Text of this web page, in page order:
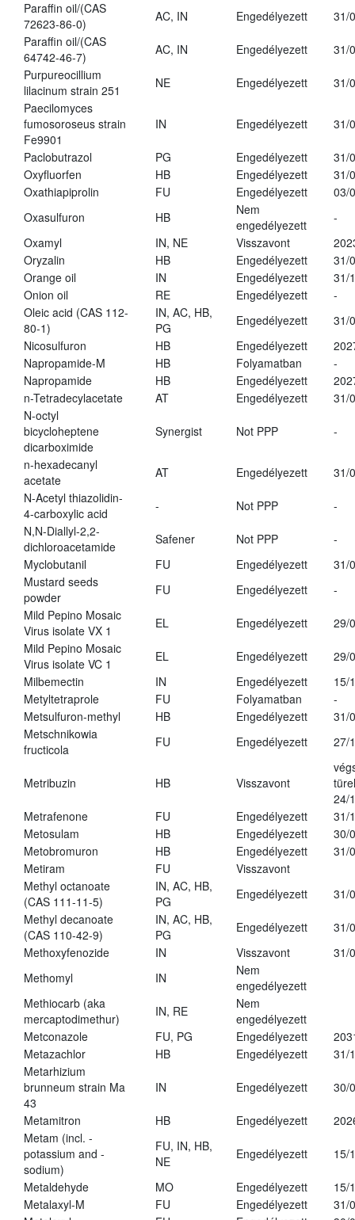
Paraffin oil/(CAS
72623-86-0)
AC, IN Engedélyezett
31/
Paraffin oil/(CAS
64742-46-7)
AC, IN Engedélyezett
31/
Purpureocillium
lilacinum strain 251
NE Engedélyezett
31/
Paecilomyces
fumosoroseus strain
Fe9901
IN Engedélyezett 31/
Paclobutrazol PG Engedélyezett
31/
Oxyfluorfen
HB Engedélyezett
31/
Oxathiapiprolin
FU Engedélyezett
03/
Oxasulfuron
HB
Nem
engedélyezett
-
Oxamyl
IN, NE Visszavont
Oryzalin
HB Engedélyezett
31/
Orange oil
IN Engedélyezett
31/
Onion oil
RE Engedélyezett
-
Oleic acid (CAS 112-
80-1)
IN, AC, HB,
PG
Engedélyezett
31/
Nicosulfuron
HB Engedélyezett
Napropamide-M
HB Folyamatban
-
Napropamide
HB Engedélyezett
n-Tetradecylacetate
AT Engedélyezett
31/
N-octyl
bicycloheptene
dicarboximide
Synergist Not PPP -
n-hexadecanyl
acetate
AT Engedélyezett
31/
N-Acetyl thiazolidin-
4-carboxylic acid
- Not PPP
-
N,N-Diallyl-2,2-
dichloroacetamide
Safener Not PPP
-
Myclobutanil
FU Engedélyezett
31/
Mustard seeds
powder
FU Engedélyezett
-
Mild Pepino Mosaic
Virus isolate VX 1
EL Engedélyezett
29/
Mild Pepino Mosaic
Virus isolate VC 1
EL Engedélyezett
29/
Milbemectin
IN Engedélyezett
15/
Metyltetraprole
FU Folyamatban
-
Metsulfuron-methyl
HB Engedélyezett
31/
Metschnikowia
fructicola
FU Engedélyezett 27/
Metribuzin HB Visszavont
24/
Metrafenone
FU Engedélyezett
31/
Metosulam
HB Engedélyezett
30/
Metobromuron
HB Engedélyezett
31/
Metiram
FU
Visszavont
Methyl octanoate
(CAS 111-11-5)
IN, AC, HB,
PG
Engedélyezett
31/
Methyl decanoate
(CAS 110-42-9)
IN, AC, HB,
PG
Engedélyezett
31/
Methoxyfenozide
IN Visszavont
31/
Methomyl
IN
Nem
engedélyezett
Methiocarb (aka
mercaptodimethur)
IN, RE
Nem
engedélyezett
Metconazole
FU, PG Engedélyezett
Metazachlor
HB Engedélyezett
31/
Metarhizium
brunneum strain Ma
43
IN Engedélyezett 30/
Metamitron HB Engedélyezett
Metam (incl. -
potassium and -
sodium)
FU, IN, HB,
NE
Engedélyezett 15/
Metaldehyde MO Engedélyezett
15/
Metalaxyl-M
FU Engedélyezett
31/